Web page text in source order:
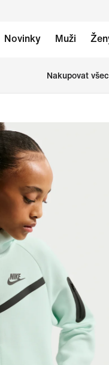
Novinky Muži
Nakupovat